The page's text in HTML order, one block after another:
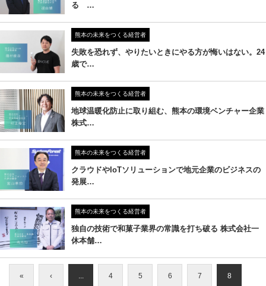
る …
熊本の未来をつくる経営者
失敗を恐れず、やりたいときにやる方が悔いはない。24
歳で…
熊本の未来をつくる経営者
地球温暖化防止に取り組む、熊本の環境ベンチャー企業
株式…
熊本の未来をつくる経営者
クラウドやIoTソリューションで地元企業のビジネスの
発展…
熊本の未来をつくる経営者
独自の技術で和菓子業界の常識を打ち破る 株式会社一
休本舗…
« ‹ ... 4 5 6 7 8